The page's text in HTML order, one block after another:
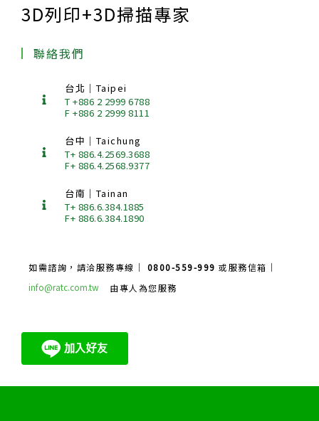
3D列印+3D掃描專家
聯絡我們
台北｜Taipei
T +886 2 2999 6788
F +886 2 2999 8111
台中｜Taichung
T+ 886.4.2569.3688
F+ 886.4.2568.9377
台南｜Tainan
T+ 886.6.384.1885
F+ 886.6.384.1890
如需諮詢，請洽服務專線｜ 0800-559-999 或服務信箱｜
info@ratc.com.tw
由專人為您服務